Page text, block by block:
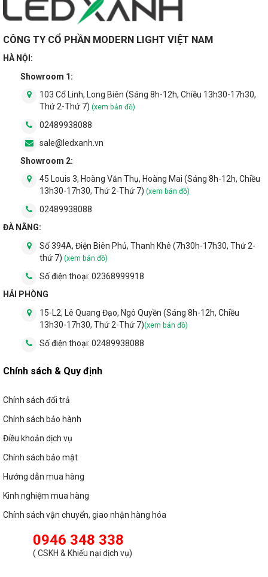
CÔNG TY CỔ PHẦN MODERN LIGHT VIỆT NAM
HÀ NỘI:
Showroom 1:
103 Cổ Linh, Long Biên (Sáng 8h-12h, Chiều 13h30-17h30,
Thứ 2-Thứ 7) (xem bản đồ)
02489938088
sale@ledxanh.vn
Showroom 2:
45 Louis 3, Hoàng Văn Thụ, Hoàng Mai (Sáng 8h-12h, Chiều
13h30-17h30, Thứ 2-Thứ 7) (xem bản đồ)
02489938088
ĐÀ NẴNG:
Số 394A, Điện Biên Phủ, Thanh Khê (7h30h-17h30, Thứ 2-
thứ 7) (xem bản đồ)
Số điện thoại: 02368999918
HẢI PHÒNG
15-L2, Lê Quang Đạo, Ngô Quyền (Sáng 8h-12h, Chiều
13h30-17h30, Thứ 2-Thứ 7)(xem bản đồ)
Số điện thoại: 02489938088
Chính sách & Quy định
Chính sách đổi trả
Chính sách bảo hành
Điều khoản dịch vụ
Chính sách bảo mật
Hướng dẫn mua hàng
Kinh nghiệm mua hàng
Chính sách vận chuyển, giao nhận hàng hóa
0946 348 338
( CSKH & Khiếu nại dịch vụ)